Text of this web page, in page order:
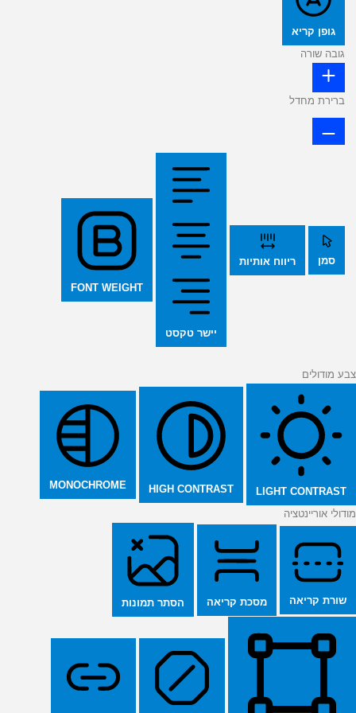
גופן קריא
גובה שורה
ברירת מחדל
סמן ריווח אותיות
יישר טקסט
FONT WEIGHT
צבע מודולים
LIGHT CONTRAST
HIGH CONTRAST
MONOCHROME
מודולי אוריינטציה
שורת קריאה מסכת קריאה הסתר תמונות